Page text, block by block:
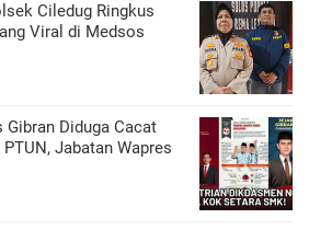
Ciledug Ringkus
Viral di Medsos
Gibran Diduga Cacat
Jabatan Wapres